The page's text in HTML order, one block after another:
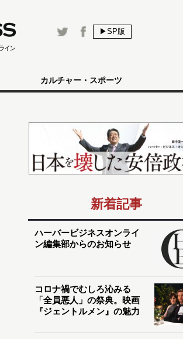
▶SP版
カルチャー・スポーツ
新着記事
ハーバービジネスオンライ
ン編集部からのお知らせ
コロナ禍でむしろ沁みる
「全員悪人」の祭典。映画
『ジェントルメン』の魅力